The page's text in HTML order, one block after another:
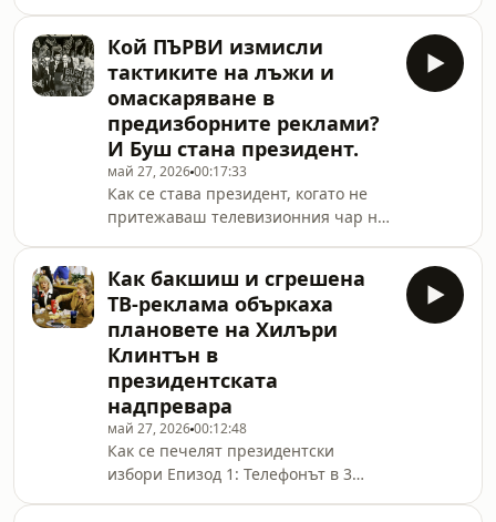
план Б.В този епизод ще
чуете:Хронологията на една грешка:
истории за себе си, за да се
почувства значимо. Българският
разказ е пълен с герои, страдание и
„митологични абсолюти“ като Сан
Стефано. Но какво ще стане, ако
разнищим този разказ и погледнем
машината, която го движи?Днес в
„Бюрото“ гостува Златко Енев -
писател, издател и автор на пров
Кой ПЪРВИ измисли
тактиките на лъжи и
омаскаряване в
предизборните реклами?
И Буш стана президент.
май 27, 202600:17:33
Как се става президент, когато не
притежаваш телевизионния чар на
ПОДКРЕПЕТЕ СЪЗДАВАНЕТО НА
ТОВА СЪДЪРЖАНИЕ ТУК:
https://www.youtube.com/channel/
🔥 Новият епизод е ТУК – .....--Може
ли само добрина и приятелства
навсякъде в Америка да те направят
президент? НЕ. Необходима е
стратегия, която понякога вади
лошите
Как бакшиш и сгрешена
ТВ-реклама объркаха
плановете на Хилъри
Клинтън в
президентската
надпревара
май 27, 202600:12:48
Как се печелят президентски
избори Епизод 1: Телефонът в 3